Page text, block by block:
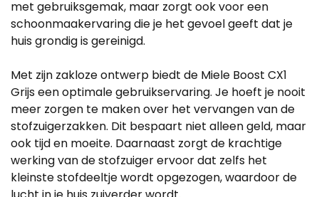
met gebruiksgemak, maar zorgt ook voor een
schoonmaakervaring die je het gevoel geeft dat je
huis grondig is gereinigd.
Met zijn zakloze ontwerp biedt de Miele Boost CX1
Grijs een optimale gebruikservaring. Je hoeft je nooit
meer zorgen te maken over het vervangen van de
stofzuigerzakken. Dit bespaart niet alleen geld, maar
ook tijd en moeite. Daarnaast zorgt de krachtige
werking van de stofzuiger ervoor dat zelfs het
kleinste stofdeeltje wordt opgezogen, waardoor de